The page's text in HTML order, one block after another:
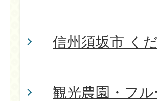
信州須坂市 く
観光農園・フ